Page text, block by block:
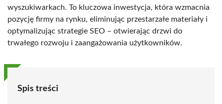
wyszukiwarkach. To kluczowa inwestycja, która wzmacnia
pozycję firmy na rynku, eliminując przestarzałe materiały i
optymalizując strategie SEO – otwierając drzwi do
trwałego rozwoju i zaangażowania użytkowników.
Spis treści